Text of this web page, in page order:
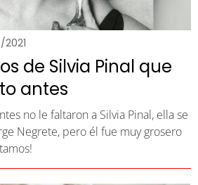
2021
de Silvia Pinal que
antes
no le faltaron a Silvia Pinal, ella se
Negrete, pero él fue muy grosero